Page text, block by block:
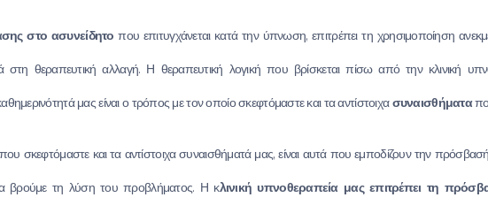
στο ασυνείδητο που επιτυγχάνεται κατά την ύπνωση, επιτρέπει τη χρησιμοποίηση
στη θεραπευτική αλλαγή. Η θεραπευτική λογική που βρίσκεται πίσω από την κλινική
μας είναι ο τρόπος με τον οποίο σκεφτόμαστε και τα αντίστοιχασυναισθήματα
σκεφτόμαστε και τα αντίστοιχα συναισθήματά μας, είναι αυτά που εμποδίζουν την
βρούμε τη λύση του προβλήματος. Η κλινική υπνοθεραπεία μας επιτρέπει τη